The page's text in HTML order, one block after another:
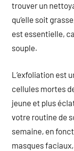
trouver un
qu’elle soit
est essentielle,
souple.
L’exfoliation est
cellules mortes
jeune et plus
votre routine de
semaine, en
masques